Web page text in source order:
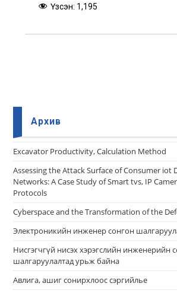
Үзсэн: 1,195
Архив
Еxcavator Productivity, Calculation Method
Assessing the Attack Surface of Consumer iot
Networks: A Case Study of Smart tvs, IP
Protocols
Cyberspace and the Transformation of the
Электроникийн инженер сонгон
Нисгэгчгүй нисэх хэрэгслийн инженерийн
шалгаруулалтад урьж байна
Авлига, ашиг сонирхлоос сэргийлье